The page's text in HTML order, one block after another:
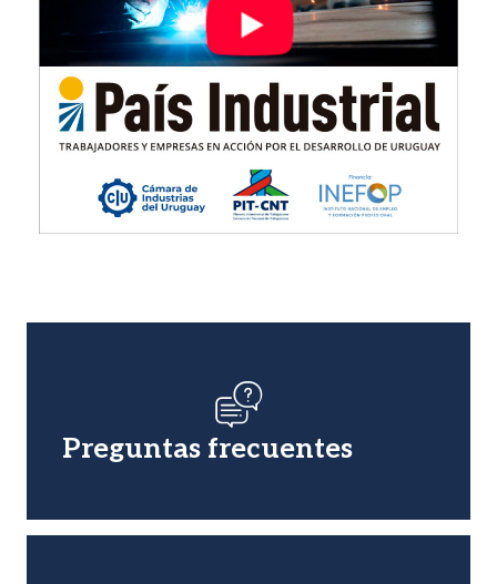
Preguntas frecuentes